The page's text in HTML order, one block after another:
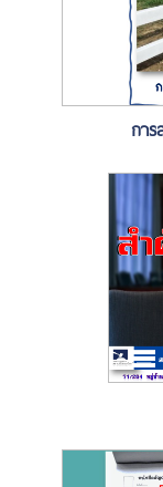
การ